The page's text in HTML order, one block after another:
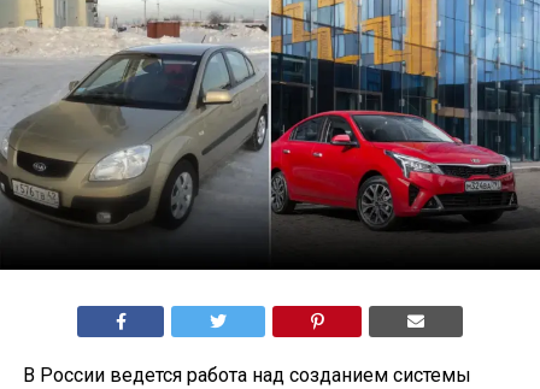
В России ведется работа над созданием системы